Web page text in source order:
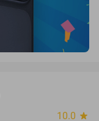
10.0 star